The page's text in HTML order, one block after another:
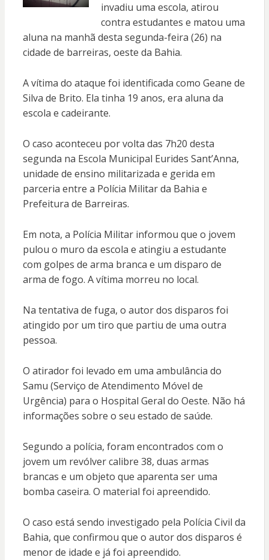
invadiu uma escola, atirou
contra estudantes e matou uma
aluna na manhã desta segunda-feira (26) na
cidade de barreiras, oeste da Bahia.
A vítima do ataque foi identificada como Geane de
Silva de Brito. Ela tinha 19 anos, era aluna da
escola e cadeirante.
O caso aconteceu por volta das 7h20 desta
segunda na Escola Municipal Eurides Sant’Anna,
unidade de ensino militarizada e gerida em
parceria entre a Polícia Militar da Bahia e
Prefeitura de Barreiras.
Em nota, a Polícia Militar informou que o jovem
pulou o muro da escola e atingiu a estudante
com golpes de arma branca e um disparo de
arma de fogo. A vítima morreu no local.
Na tentativa de fuga, o autor dos disparos foi
atingido por um tiro que partiu de uma outra
pessoa.
O atirador foi levado em uma ambulância do
Samu (Serviço de Atendimento Móvel de
Urgência) para o Hospital Geral do Oeste. Não há
informações sobre o seu estado de saúde.
Segundo a polícia, foram encontrados com o
jovem um revólver calibre 38, duas armas
brancas e um objeto que aparenta ser uma
bomba caseira. O material foi apreendido.
O caso está sendo investigado pela Polícia Civil da
Bahia, que confirmou que o autor dos disparos é
menor de idade e já foi apreendido.